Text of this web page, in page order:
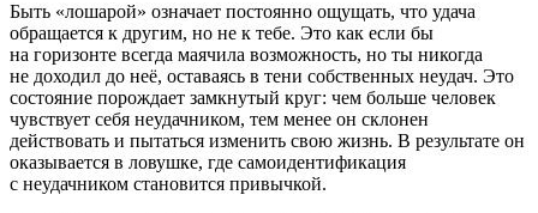
Быть «лошарой» означает постоянно ощущать, что удача
обращается к другим, но не к тебе. Это как если бы
на горизонте всегда маячила возможность, но ты никогда
не доходил до неё, оставаясь в тени собственных неудач. Это
состояние порождает замкнутый круг: чем больше человек
чувствует себя неудачником, тем менее он склонен
действовать и пытаться изменить свою жизнь. В результате он
оказывается в ловушке, где самоидентификация
с неудачником становится привычкой.